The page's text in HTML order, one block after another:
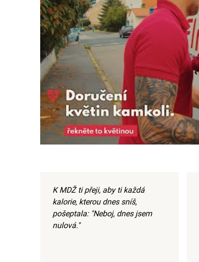
K MDŽ ti přeji, aby ti každá
kalorie, kterou dnes sníš,
pošeptala: "Neboj, dnes jsem
nulová."